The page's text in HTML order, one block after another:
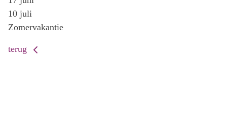
10 juli
Zomervakantie
terug